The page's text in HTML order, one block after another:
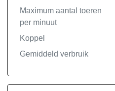
Maximum aantal toeren
per minuut
Koppel
Gemiddeld verbruik